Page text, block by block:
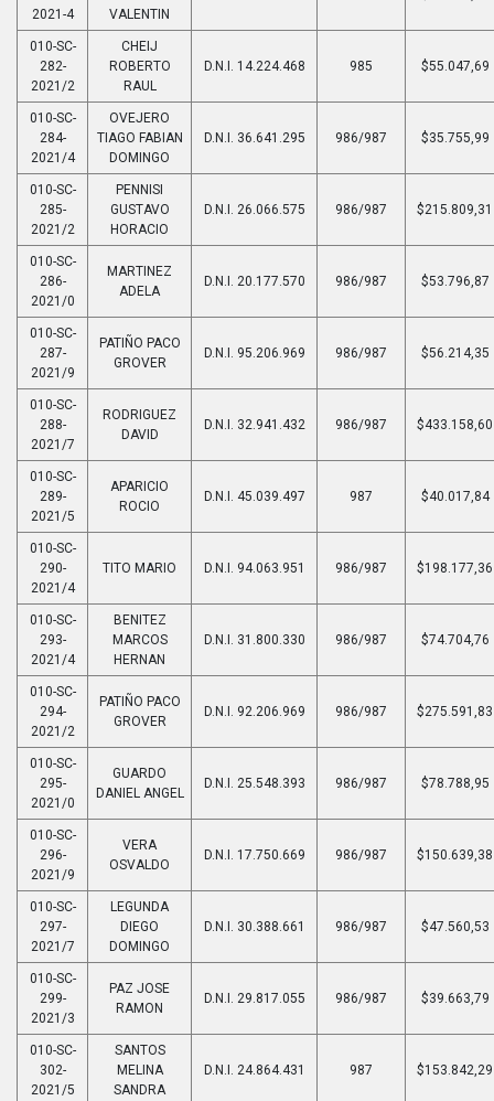
2021-4
VALENTIN
010-SC-
282-
2021/2
CHEIJ
ROBERTO
RAUL
D.N.I. 14.224.468 985 $55.047,69
010-SC-
284-
2021/4
OVEJERO
TIAGO FABIAN
DOMINGO
D.N.I. 36.641.295 986/987 $35.755,99
010-SC-
285-
2021/2
PENNISI
GUSTAVO
HORACIO
D.N.I. 26.066.575 986/987 $215.809,31
010-SC-
286-
2021/0
MARTINEZ
ADELA
D.N.I. 20.177.570 986/987 $53.796,87
010-SC-
287-
2021/9
PATIÑO PACO
GROVER
D.N.I. 95.206.969 986/987 $56.214,35
010-SC-
288-
2021/7
RODRIGUEZ
DAVID
D.N.I. 32.941.432 986/987 $433.158,60
010-SC-
289-
2021/5
APARICIO
ROCIO
D.N.I. 45.039.497 987 $40.017,84
010-SC-
290-
2021/4
TITO MARIO D.N.I. 94.063.951 986/987 $198.177,36
010-SC-
293-
2021/4
BENITEZ
MARCOS
HERNAN
D.N.I. 31.800.330 986/987 $74.704,76
010-SC-
294-
2021/2
PATIÑO PACO
GROVER
D.N.I. 92.206.969 986/987 $275.591,83
010-SC-
295-
2021/0
GUARDO
DANIEL ANGEL
D.N.I. 25.548.393 986/987 $78.788,95
010-SC-
296-
2021/9
VERA
OSVALDO
D.N.I. 17.750.669 986/987 $150.639,38
010-SC-
297-
2021/7
LEGUNDA
DIEGO
DOMINGO
D.N.I. 30.388.661 986/987 $47.560,53
010-SC-
299-
2021/3
PAZ JOSE
RAMON
D.N.I. 29.817.055 986/987 $39.663,79
010-SC-
302-
2021/5
SANTOS
MELINA
SANDRA
D.N.I. 24.864.431 987 $153.842,29